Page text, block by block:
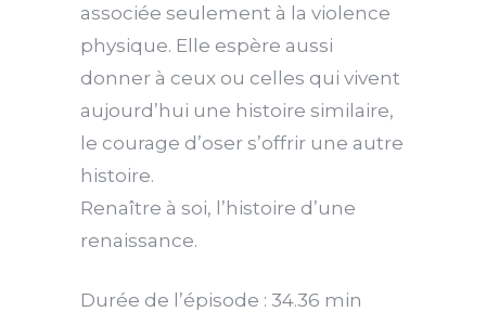
associée seulement à la violence
physique. Elle espère aussi
donner à ceux ou celles qui vivent
aujourd’hui une histoire similaire,
le courage d’oser s’offrir une autre
histoire.
Renaître à soi, l’histoire d’une
renaissance.
Durée de l’épisode : 34.36 min